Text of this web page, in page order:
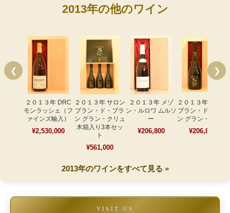
2013年の他のワイン
❮
２０１３年 DRC
モンラッシェ（フ
ァインズ輸入）
¥2,530,000
２０１３年 サロン
ブラン・ド・ブラ
ン グラン・クリュ
木箱入り3本セッ
ト
¥561,000
２０１３年 メゾ
ン・ルロワ ムルソ
ー
¥206,800
２０１３年 サロン
ブラン・ド・ブラ
ン グラン・クリュ
¥206,800
❯
2013年のワインをすべて見る »
VISIT US